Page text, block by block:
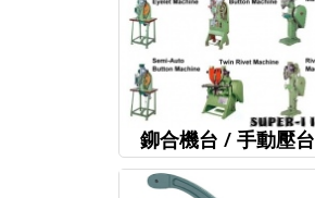
鉚合機台 / 手動壓台